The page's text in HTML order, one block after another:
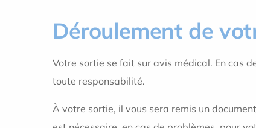
Déroulement de
Votre sortie se fait sur avis médical. En cas
toute responsabilité.
À votre sortie, il vous sera remis un